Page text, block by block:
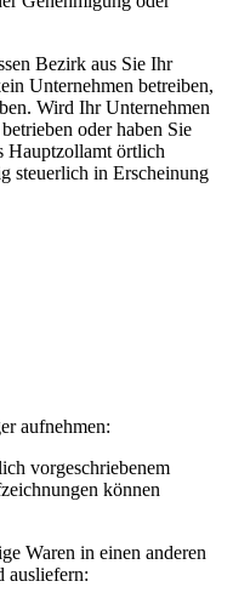
Bezirk aus Sie Ihr
Unternehmen betreiben,
Wird Ihr Unternehmen
oder haben Sie
Hauptzollamt örtlich
steuerlich in Erscheinung
aufnehmen:
vorgeschriebenem
können
Waren in einen anderen
ausliefern: